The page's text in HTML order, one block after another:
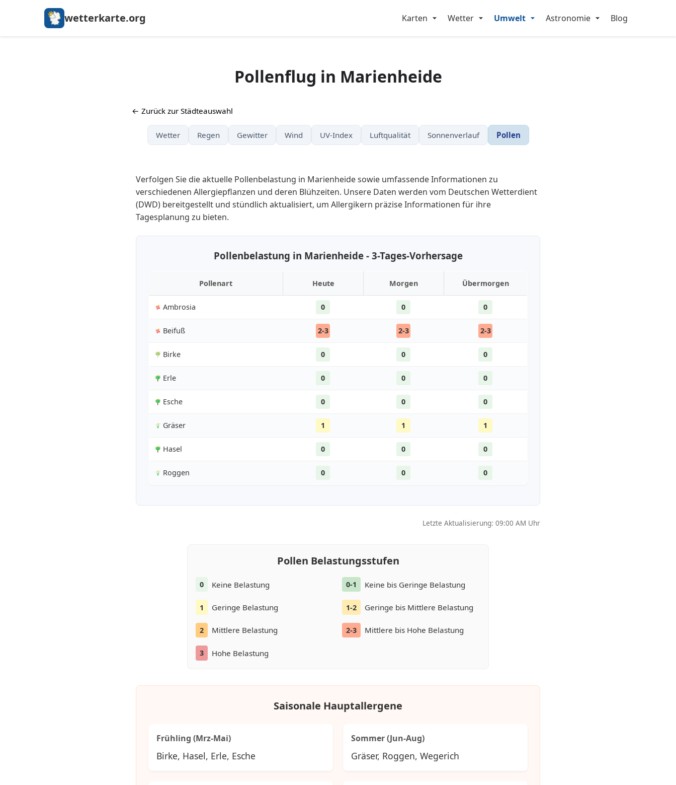
wetterkarte.org Karten Wetter Umwelt Astronomie Blog
Pollenflug in Marienheide
← Zurück zur Städteauswahl
Wetter Regen Gewitter Wind UV-Index Luftqualität Sonnenverlauf Pollen
Verfolgen Sie die aktuelle Pollenbelastung in Marienheide sowie umfassende Informationen zu
verschiedenen Allergiepflanzen und deren Blühzeiten. Unsere Daten werden vom Deutschen Wetterdient
(DWD) bereitgestellt und stündlich aktualisiert, um Allergikern präzise Informationen für ihre
Tagesplanung zu bieten.
Pollenbelastung in Marienheide - 3-Tages-Vorhersage
Pollenart Heute Morgen Übermorgen
Ambrosia 0 0 0
Beifuß 2-3 2-3 2-3
Birke 0 0 0
Erle 0 0 0
Esche 0 0 0
Gräser 1 1 1
Hasel 0 0 0
Roggen 0 0 0
Letzte Aktualisierung: 09:00 AM Uhr
Pollen Belastungsstufen
0 Keine Belastung 0-1 Keine bis Geringe Belastung
1 Geringe Belastung 1-2 Geringe bis Mittlere Belastung
2 Mittlere Belastung 2-3 Mittlere bis Hohe Belastung
3 Hohe Belastung
Saisonale Hauptallergene
Frühling (Mrz-Mai)
Birke, Hasel, Erle, Esche
Sommer (Jun-Aug)
Gräser, Roggen, Wegerich